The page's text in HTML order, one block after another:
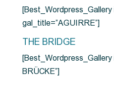
[Best_Wordpress_Gallery
gal_title=”AGUIRRE”]
THE BRIDGE
[Best_Wordpress_Gallery
BRÜCKE”]